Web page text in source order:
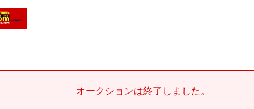
オークションは終了しました。